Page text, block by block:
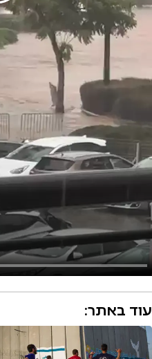
עוד באתר: